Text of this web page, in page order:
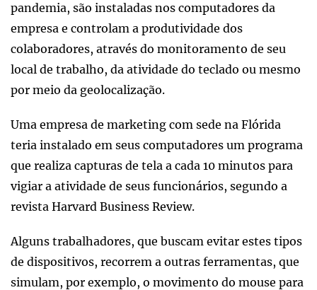
pandemia, são instaladas nos computadores da
empresa e controlam a produtividade dos
colaboradores, através do monitoramento de seu
local de trabalho, da atividade do teclado ou mesmo
por meio da geolocalização.
Uma empresa de marketing com sede na Flórida
teria instalado em seus computadores um programa
que realiza capturas de tela a cada 10 minutos para
vigiar a atividade de seus funcionários, segundo a
revista Harvard Business Review.
Alguns trabalhadores, que buscam evitar estes tipos
de dispositivos, recorrem a outras ferramentas, que
simulam, por exemplo, o movimento do mouse para